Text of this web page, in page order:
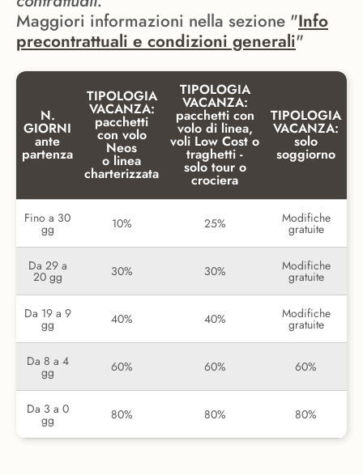
Maggiori informazioni nella sezione "Info
precontrattuali e condizioni generali"
N.
GIORNI
ante
partenza
TIPOLOGIA
VACANZA:
pacchetti
con volo
Neos
o linea
charterizzata
TIPOLOGIA
VACANZA:
pacchetti con
volo di linea,
voli Low Cost o
traghetti -
solo tour o
crociera
TIPOLOGIA
VACANZA:
solo
soggiorno
Fino a 30
gg 10% 25% Modifiche
gratuite
Da 29 a
20 gg 30% 30% Modifiche
gratuite
Da 19 a 9
gg 40% 40% Modifiche
gratuite
Da 8 a 4
gg 60% 60% 60%
Da 3 a 0
gg 80% 80% 80%